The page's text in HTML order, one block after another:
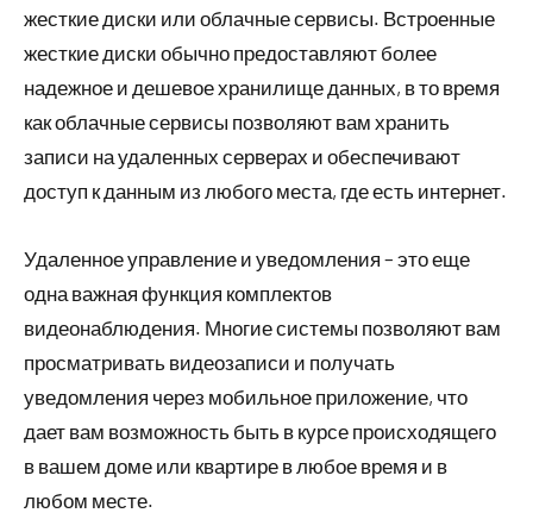
жесткие диски или облачные сервисы. Встроенные
жесткие диски обычно предоставляют более
надежное и дешевое хранилище данных, в то время
как облачные сервисы позволяют вам хранить
записи на удаленных серверах и обеспечивают
доступ к данным из любого места, где есть интернет.
Удаленное управление и уведомления – это еще
одна важная функция комплектов
видеонаблюдения. Многие системы позволяют вам
просматривать видеозаписи и получать
уведомления через мобильное приложение, что
дает вам возможность быть в курсе происходящего
в вашем доме или квартире в любое время и в
любом месте.